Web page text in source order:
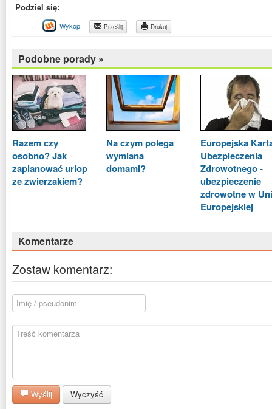
Podziel się:
Wykop Prześlij Drukuj
Podobne porady »
Razem czy
osobno? Jak
zaplanować urlop
ze zwierzakiem?
Na czym polega
wymiana
domami?
Europejska
Ubezpieczenia
Zdrowotnego -
ubezpieczenie
zdrowotne w
Europejskiej
Komentarze
Zostaw komentarz:
Wyślij Wyczyść